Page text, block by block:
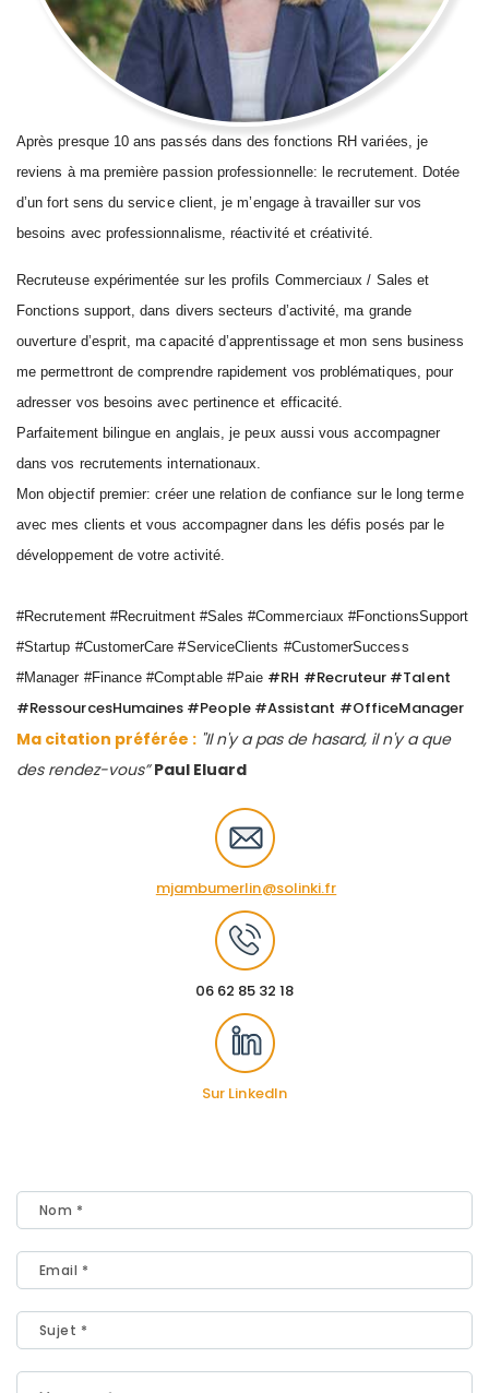
Après presque 10 ans passés dans des fonctions RH variées, je
reviens à ma première passion professionnelle: le recrutement. Dotée
d’un fort sens du service client, je m’engage à travailler sur vos
besoins avec professionnalisme, réactivité et créativité.
Recruteuse expérimentée sur les profils Commerciaux / Sales et
Fonctions support, dans divers secteurs d’activité, ma grande
ouverture d’esprit, ma capacité d’apprentissage et mon sens business
me permettront de comprendre rapidement vos problématiques, pour
adresser vos besoins avec pertinence et efficacité.
Parfaitement bilingue en anglais, je peux aussi vous accompagner
dans vos recrutements internationaux.
Mon objectif premier: créer une relation de confiance sur le long terme
avec mes clients et vous accompagner dans les défis posés par le
développement de votre activité.
#Recrutement #Recruitment #Sales #Commerciaux #FonctionsSupport
#Startup #CustomerCare #ServiceClients #CustomerSuccess
#Manager #Finance #Comptable #Paie #RH #Recruteur #Talent
#RessourcesHumaines #People #Assistant #OfficeManager
Ma citation préférée : "Il n'y a pas de hasard, il n'y a que
des rendez-vous”Paul Eluard
mjambumerlin@solinki.fr
06 62 85 32 18
Sur LinkedIn